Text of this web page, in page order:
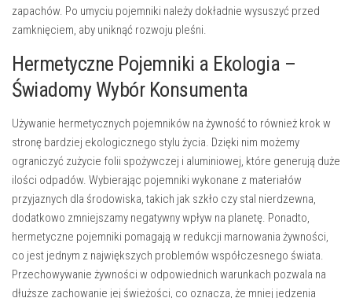
zapachów. Po umyciu pojemniki należy dokładnie wysuszyć przed
zamknięciem, aby uniknąć rozwoju pleśni.
Hermetyczne Pojemniki a Ekologia –
Świadomy Wybór Konsumenta
Używanie hermetycznych pojemników na żywność to również krok w
stronę bardziej ekologicznego stylu życia. Dzięki nim możemy
ograniczyć zużycie folii spożywczej i aluminiowej, które generują duże
ilości odpadów. Wybierając pojemniki wykonane z materiałów
przyjaznych dla środowiska, takich jak szkło czy stal nierdzewna,
dodatkowo zmniejszamy negatywny wpływ na planetę. Ponadto,
hermetyczne pojemniki pomagają w redukcji marnowania żywności,
co jest jednym z największych problemów współczesnego świata.
Przechowywanie żywności w odpowiednich warunkach pozwala na
dłuższe zachowanie jej świeżości, co oznacza, że mniej jedzenia